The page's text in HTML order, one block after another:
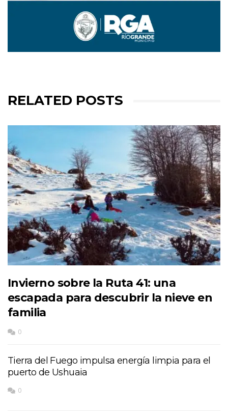
RELATED POSTS
Invierno sobre la Ruta 41: una
escapada para descubrir la nieve en
familia
0
Tierra del Fuego impulsa energía limpia para el
puerto de Ushuaia
0